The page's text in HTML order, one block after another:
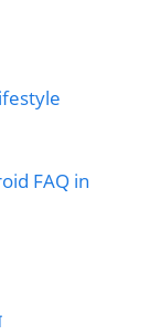
FAQ in